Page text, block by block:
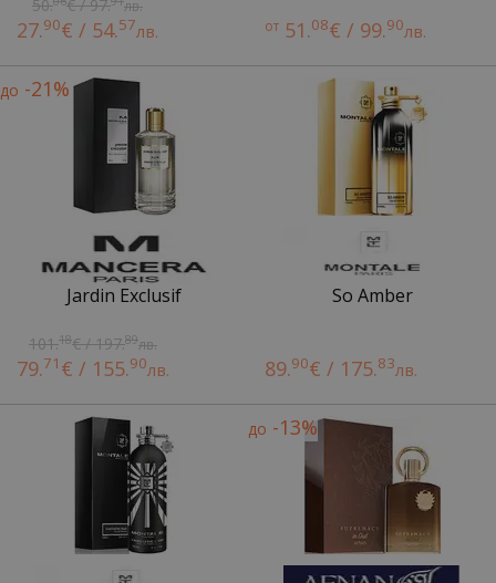
50. € / 97. лв.
27.90€ / 54.57лв. от 51.08€ / 99.90лв.
до -21%
Jardin Exclusif
101.18€ / 197.89лв.
79.71 € / 155.90лв.
So Amber
89.90€ / 175.83лв.
до -13%